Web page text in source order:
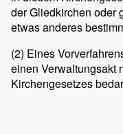
der Gliedkirchen oder
etwas anderes
(2) Eines
einen Verwaltungsakt
Kirchengesetzes